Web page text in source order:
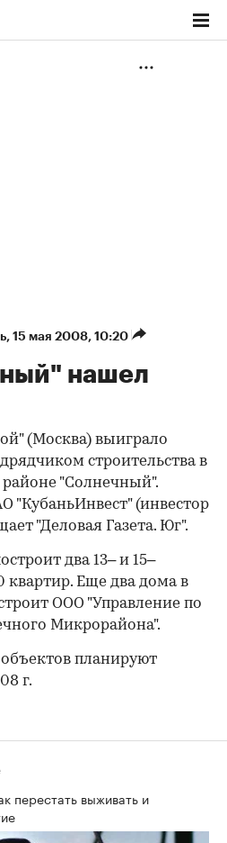
⁠, 15 мая 2008, 10:20
нашел
(Москва) выиграло
строительства в
"Солнечный".
"КубаньИнвест" (инвестор
"Деловая Газета. Юг".
два 13– и 15–
Еще два дома в
ООО "Управление по
Микрорайона".
планируют
г.
перестать выживать и